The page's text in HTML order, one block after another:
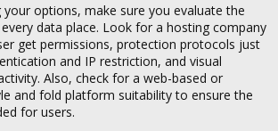
your options, make sure you evaluate the
data place. Look for a hosting company
get permissions, protection protocols just
and IP restriction, and visual
Also, check for a web-based or
and fold platform suitability to ensure the
for users.